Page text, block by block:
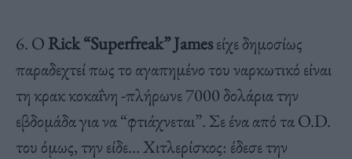
6. ΟRick “Superfreak” Jamesείχε δημοσίως
παραδεχτεί πως το αγαπημένο του ναρκωτικό είναι
τη κρακ κοκαΐνη -πλήρωνε 7000 δολάρια την
εβδομάδα για να “φτιάχνεται”. Σε ένα από τα O.D.
του όμως, την είδε… Χιτλερίσκος: έδεσε την